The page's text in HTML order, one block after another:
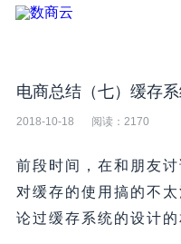
电商总结（七）缓存
2018-10-18 阅读： 2170
前段时间，在和朋友
对缓存的使用搞的不
论过缓存系统的设计的